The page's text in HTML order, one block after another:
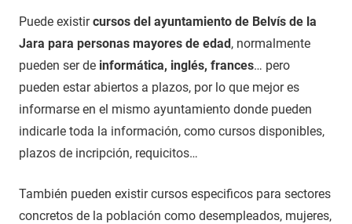
Puede existircursos del ayuntamiento de Belvís de la
Jara para personas mayores de edad, normalmente
pueden ser de informática, inglés, frances… pero
pueden estar abiertos a plazos, por lo que mejor es
informarse en el mismo ayuntamiento donde pueden
indicarle toda la información, como cursos disponibles,
plazos de incripción, requicitos…
También pueden existir cursos especificos para sectores
concretos de la población como desempleados, mujeres,